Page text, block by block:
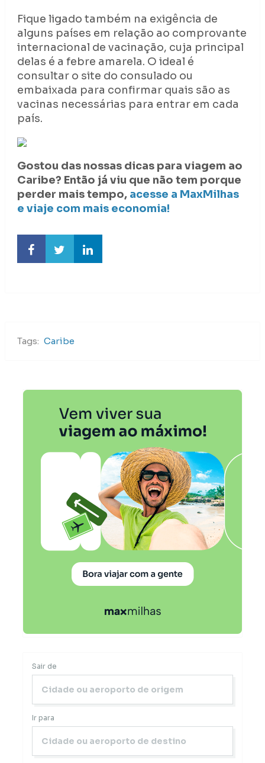
Fique ligado também na exigência de
alguns países em relação ao comprovante
internacional de vacinação, cuja principal
delas é a febre amarela. O ideal é
consultar o site do consulado ou
embaixada para confirmar quais são as
vacinas necessárias para entrar em cada
país.
Gostou das nossas dicas para viagem ao
Caribe? Então já viu que não tem porque
perder mais tempo, acesse a MaxMilhas
e viaje com mais economia!
Tags: Caribe
Sair de
Ir para